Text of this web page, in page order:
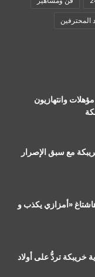
وانتهازيون
مع سبق الإصرار
«أمزازي يكذب و
خريبكة تردُّ على أولاد